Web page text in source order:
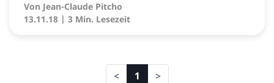
Von Jean-Claude Pitcho
13.11.18 | 3 Min. Lesezeit
1